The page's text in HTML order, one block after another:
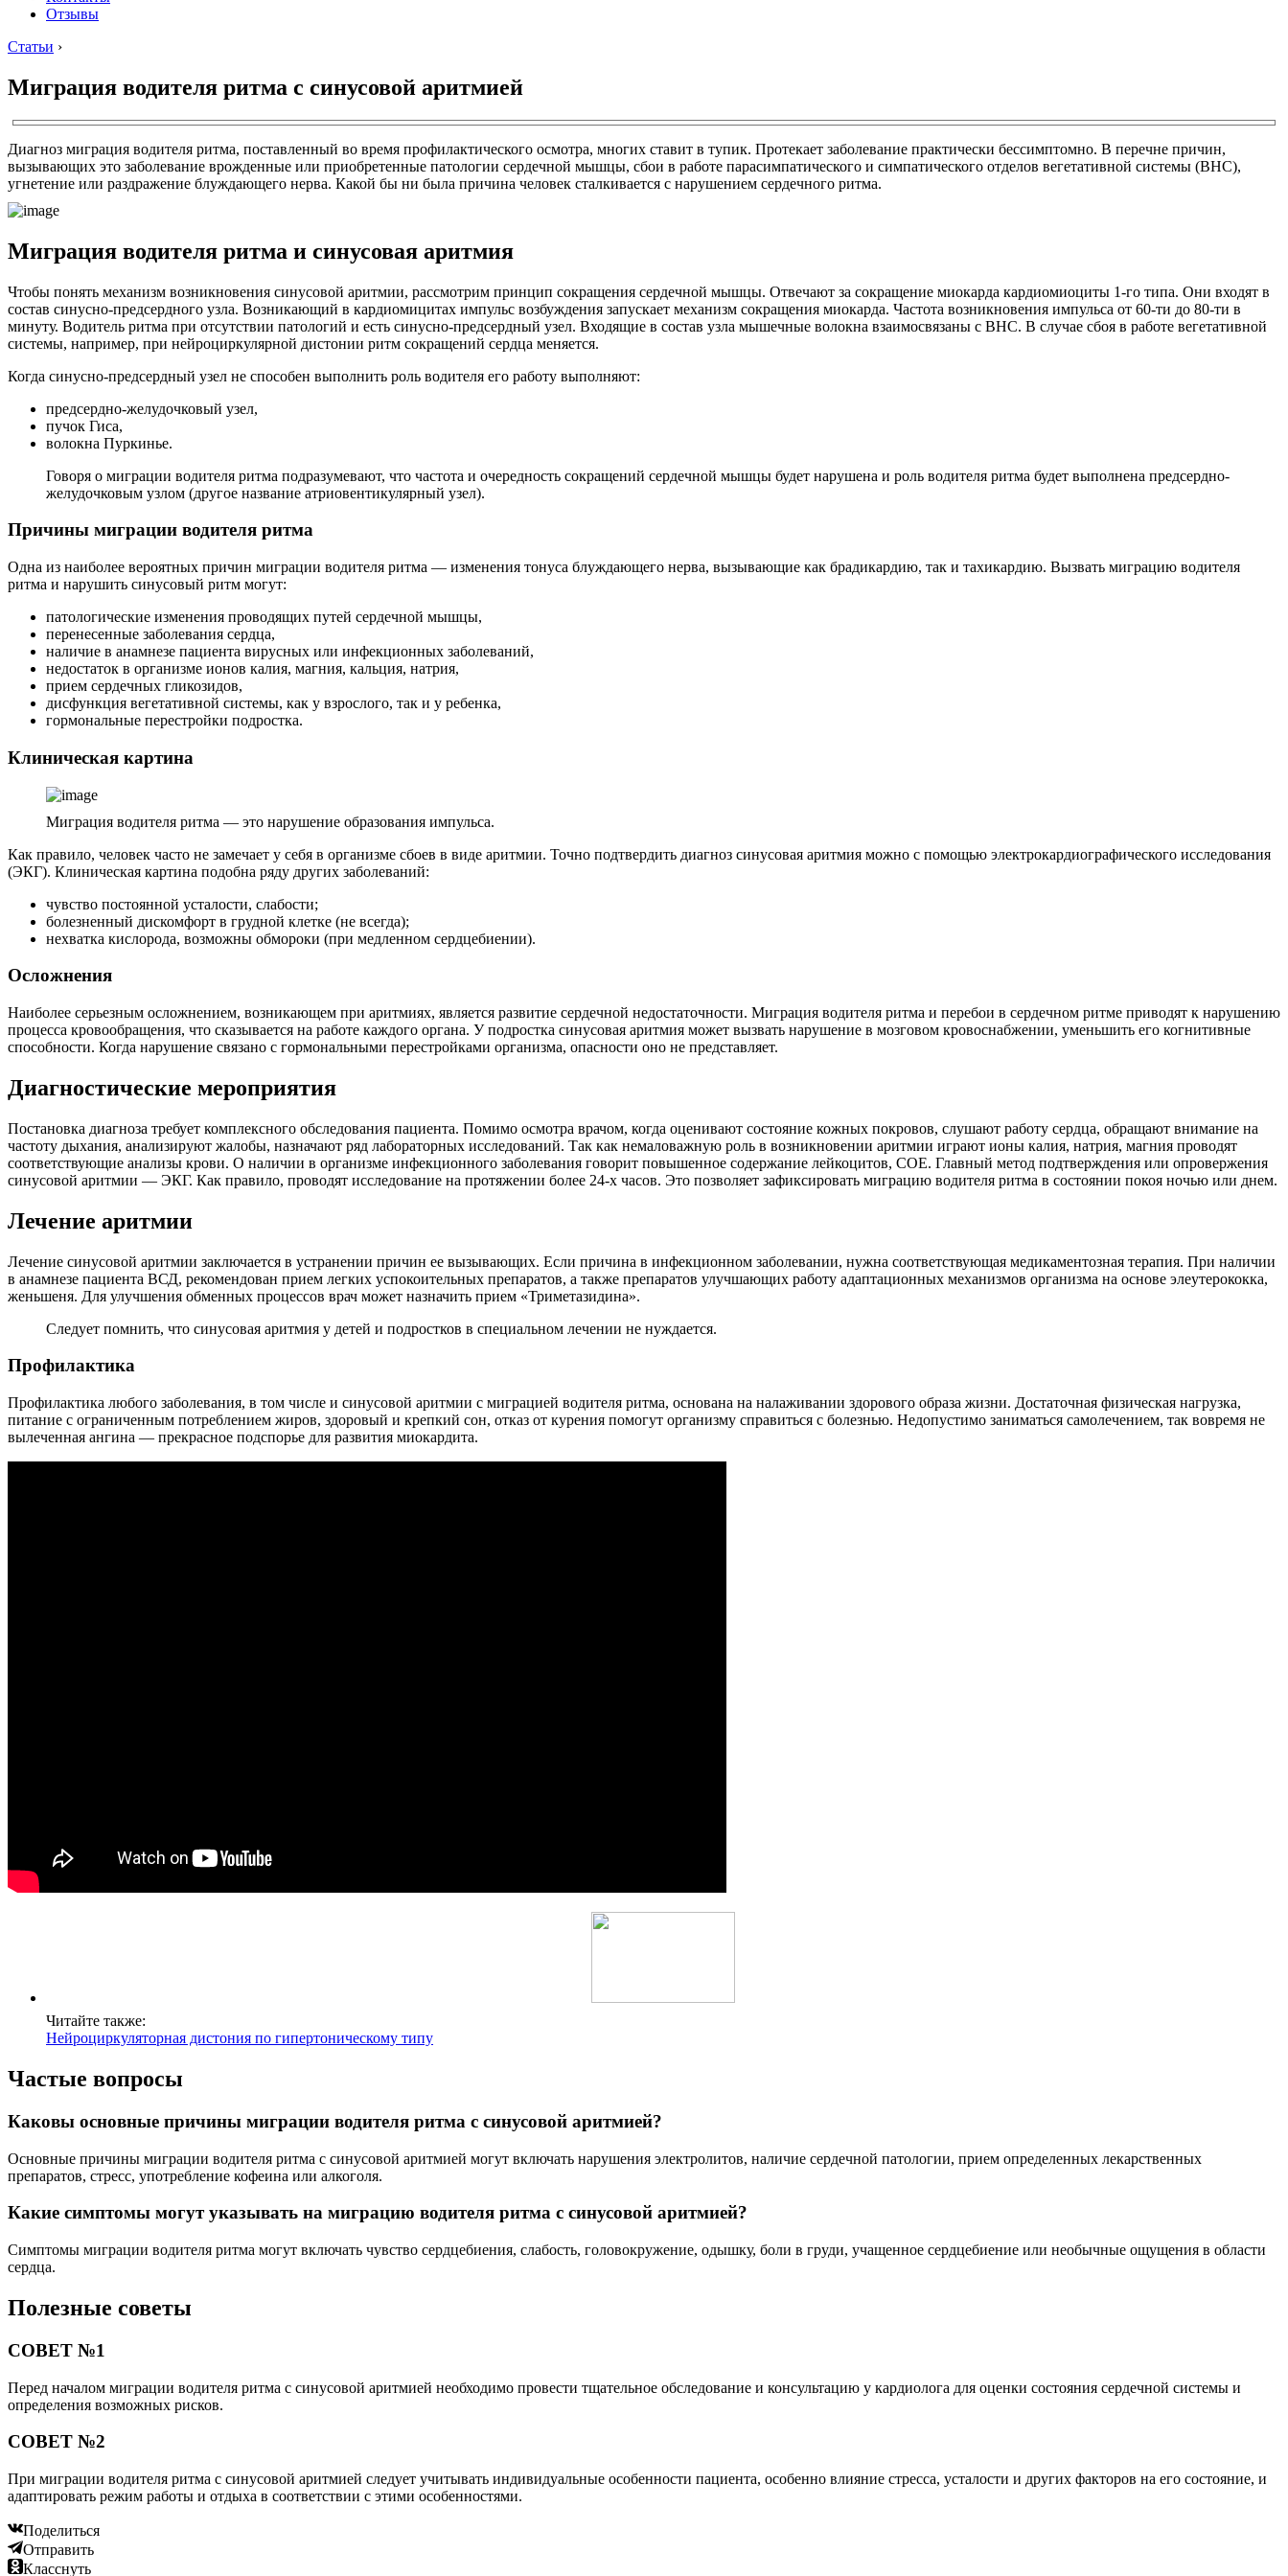
Отзывы
Статьи ›
Миграция водителя ритма с синусовой аритмией
Диагноз миграция водителя ритма, поставленный во время профилактического осмотра, многих ставит в тупик. Протекает заболевание практически бессимптомно. В перечне причин,
вызывающих это заболевание врожденные или приобретенные патологии сердечной мышцы, сбои в работе парасимпатического и симпатического отделов вегетативной системы (ВНС),
угнетение или раздражение блуждающего нерва. Какой бы ни была причина человек сталкивается с нарушением сердечного ритма.
Миграция водителя ритма и синусовая аритмия
Чтобы понять механизм возникновения синусовой аритмии, рассмотрим принцип сокращения сердечной мышцы. Отвечают за сокращение миокарда кардиомиоциты 1-го типа. Они входят в
состав синусно-предсердного узла. Возникающий в кардиомицитах импульс возбуждения запускает механизм сокращения миокарда. Частота возникновения импульса от 60-ти до 80-ти в
минуту. Водитель ритма при отсутствии патологий и есть синусно-предсердный узел. Входящие в состав узла мышечные волокна взаимосвязаны с ВНС. В случае сбоя в работе вегетативной
системы, например, при нейроциркулярной дистонии ритм сокращений сердца меняется.
Когда синусно-предсердный узел не способен выполнить роль водителя его работу выполняют:
предсердно-желудочковый узел,
пучок Гиса,
волокна Пуркинье.
Говоря о миграции водителя ритма подразумевают, что частота и очередность сокращений сердечной мышцы будет нарушена и роль водителя ритма будет выполнена предсердно-
желудочковым узлом (другое название атриовентикулярный узел).
Причины миграции водителя ритма
Одна из наиболее вероятных причин миграции водителя ритма — изменения тонуса блуждающего нерва, вызывающие как брадикардию, так и тахикардию. Вызвать миграцию водителя
ритма и нарушить синусовый ритм могут:
патологические изменения проводящих путей сердечной мышцы,
перенесенные заболевания сердца,
наличие в анамнезе пациента вирусных или инфекционных заболеваний,
недостаток в организме ионов калия, магния, кальция, натрия,
прием сердечных гликозидов,
дисфункция вегетативной системы, как у взрослого, так и у ребенка,
гормональные перестройки подростка.
Клиническая картина
Миграция водителя ритма — это нарушение образования импульса.
Как правило, человек часто не замечает у себя в организме сбоев в виде аритмии. Точно подтвердить диагноз синусовая аритмия можно с помощью электрокардиографического исследования
(ЭКГ). Клиническая картина подобна ряду других заболеваний:
чувство постоянной усталости, слабости;
болезненный дискомфорт в грудной клетке (не всегда);
нехватка кислорода, возможны обмороки (при медленном сердцебиении).
Осложнения
Наиболее серьезным осложнением, возникающем при аритмиях, является развитие сердечной недостаточности. Миграция водителя ритма и перебои в сердечном ритме приводят к нарушению
процесса кровообращения, что сказывается на работе каждого органа. У подростка синусовая аритмия может вызвать нарушение в мозговом кровоснабжении, уменьшить его когнитивные
способности. Когда нарушение связано с гормональными перестройками организма, опасности оно не представляет.
Диагностические мероприятия
Постановка диагноза требует комплексного обследования пациента. Помимо осмотра врачом, когда оценивают состояние кожных покровов, слушают работу сердца, обращают внимание на
частоту дыхания, анализируют жалобы, назначают ряд лабораторных исследований. Так как немаловажную роль в возникновении аритмии играют ионы калия, натрия, магния проводят
соответствующие анализы крови. О наличии в организме инфекционного заболевания говорит повышенное содержание лейкоцитов, СОЕ. Главный метод подтверждения или опровержения
синусовой аритмии — ЭКГ. Как правило, проводят исследование на протяжении более 24-х часов. Это позволяет зафиксировать миграцию водителя ритма в состоянии покоя ночью или днем.
Лечение аритмии
Лечение синусовой аритмии заключается в устранении причин ее вызывающих. Если причина в инфекционном заболевании, нужна соответствующая медикаментозная терапия. При наличии
в анамнезе пациента ВСД, рекомендован прием легких успокоительных препаратов, а также препаратов улучшающих работу адаптационных механизмов организма на основе элеутерококка,
женьшеня. Для улучшения обменных процессов врач может назначить прием «Триметазидина».
Следует помнить, что синусовая аритмия у детей и подростков в специальном лечении не нуждается.
Профилактика
Профилактика любого заболевания, в том числе и синусовой аритмии с миграцией водителя ритма, основана на налаживании здорового образа жизни. Достаточная физическая нагрузка,
питание с ограниченным потреблением жиров, здоровый и крепкий сон, отказ от курения помогут организму справиться с болезнью. Недопустимо заниматься самолечением, так вовремя не
вылеченная ангина — прекрасное подспорье для развития миокардита.
Читайте также:
Нейроциркуляторная дистония по гипертоническому типу
Частые вопросы
Каковы основные причины миграции водителя ритма с синусовой аритмией?
Основные причины миграции водителя ритма с синусовой аритмией могут включать нарушения электролитов, наличие сердечной патологии, прием определенных лекарственных
препаратов, стресс, употребление кофеина или алкоголя.
Какие симптомы могут указывать на миграцию водителя ритма с синусовой аритмией?
Симптомы миграции водителя ритма могут включать чувство сердцебиения, слабость, головокружение, одышку, боли в груди, учащенное сердцебиение или необычные ощущения в области
сердца.
Полезные советы
СОВЕТ №1
Перед началом миграции водителя ритма с синусовой аритмией необходимо провести тщательное обследование и консультацию у кардиолога для оценки состояния сердечной системы и
определения возможных рисков.
СОВЕТ №2
При миграции водителя ритма с синусовой аритмией следует учитывать индивидуальные особенности пациента, особенно влияние стресса, усталости и других факторов на его состояние, и
адаптировать режим работы и отдыха в соответствии с этими особенностями.
Поделиться
Отправить
Класснуть